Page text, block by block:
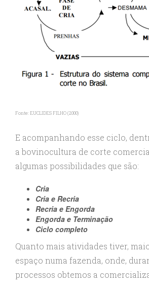
Fonte: EUCLIDES FILHO (2000)
E acompanhando esse ciclo,
a bovinocultura de corte
algumas possibilidades que são:
Cria
Cria e Recria
Recria e Engorda
Engorda e Terminação
Ciclo completo
Quanto mais atividades tiver,
espaço numa fazenda, onde,
processos obtemos a